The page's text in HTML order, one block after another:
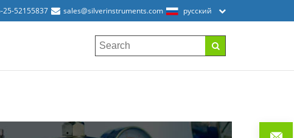
25-52155837 sales@silverinstruments.com русский